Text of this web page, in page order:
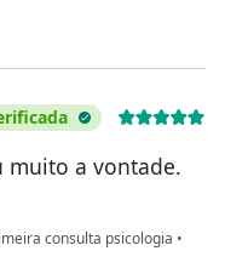
muito a vontade.
consulta psicologia •